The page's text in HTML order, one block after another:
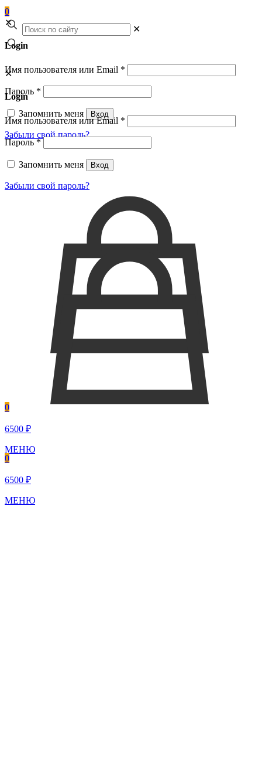
✕
Login
Имя пользователя или Email *
Пароль *
Запомнить меня Вход
Забыли свой пароль?
0
6500 ₽
МЕНЮ
0
✕
✕
Login
Имя пользователя или Email *
Пароль*
Запомнить меня Вход
Забыли свой пароль?
0
6500 ₽
МЕНЮ